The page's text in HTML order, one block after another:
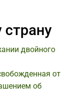
двойного
от
об